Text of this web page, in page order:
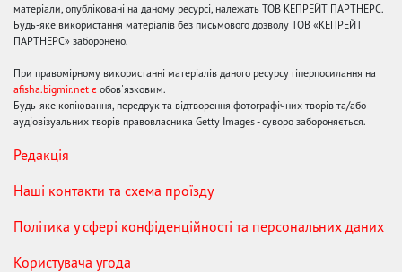
матеріали, опубліковані на даному ресурсі, належать ТОВ КЕПРЕЙТ ПАРТНЕРС.
Будь-яке використання матеріалів без письмового дозволу ТОВ «КЕПРЕЙТ
ПАРТНЕРС» заборонено.
При правомірному використанні матеріалів даного ресурсу гіперпосилання на
afisha.bigmir.net є обов'язковим.
Будь-яке копіювання, передрук та відтворення фотографічних творів та/або
аудіовізуальних творів правовласника Getty Images - суворо забороняється.
Редакція
Наші контакти та схема проїзду
Політика у сфері конфіденційності та персональних даних
Користувача угода